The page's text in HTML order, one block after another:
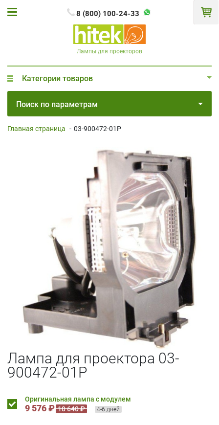
8 (800) 100-24-33
Лампы для проекторов
Категории товаров
Поиск по параметрам
Главная страница - 03-900472-01P
Лампа для проектора 03-
900472-01P
Оригинальная лампа с модулем
9 576 ₽ 10 640 ₽ 4-6 дней